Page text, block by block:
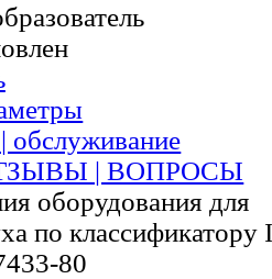
обслуживание
| ВОПРОСЫ
оборудования для
по классификатору
80